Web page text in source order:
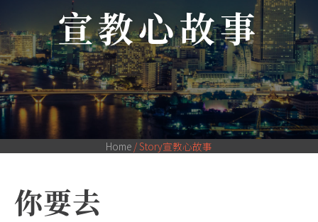
宣教心故事
Home /Story宣教心故事
你要去